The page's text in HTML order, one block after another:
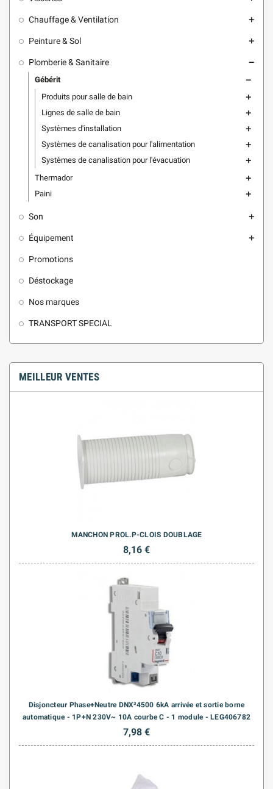
Chauffage & Ventilation add
Peinture & Sol add
Plomberie & Sanitaire remove
Gébérit remove
Produits pour salle de bain add
Lignes de salle de bain add
Systèmes d'installation add
Systèmes de canalisation pour l'alimentation add
Systèmes de canalisation pour l'évacuation add
Thermador add
Paini add
Son add
Équipement add
Promotions
Déstockage
Nos marques
TRANSPORT SPECIAL
MEILLEUR VENTES
MANCHON PROL.P-CLOIS DOUBLAGE
8,16 €
Disjoncteur Phase+Neutre DNX³4500 6kA arrivée et sortie borne
automatique - 1P+N 230V~ 10A courbe C - 1 module - LEG406782
7,98 €